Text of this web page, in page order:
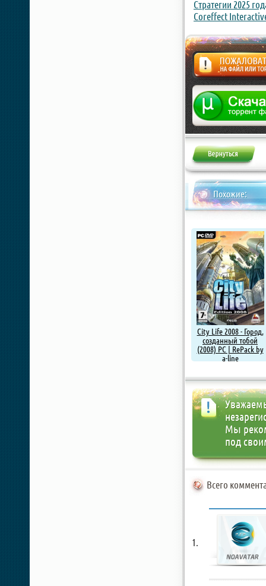
Стратегии 2025
Coreffect
Жалоба
Похожие:
City Life 2008 - Город,
созданный тобой
(2008) PC | RePack by
a-line
Мы
под
Всего